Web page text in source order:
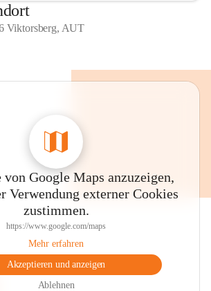
Viktorsberg, AUT
Google Maps anzuzeigen,
Verwendung externer Cookies
zustimmen.
https://www.google.com/maps
Mehr erfahren
Akzeptieren und anzeigen
Ablehnen